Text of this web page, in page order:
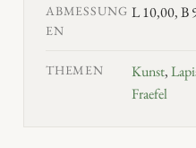
ABMESSUNG
EN
L 10,00, B
THEMEN Kunst,
Fraefel